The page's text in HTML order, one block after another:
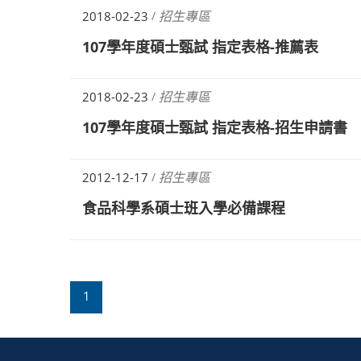
2018-02-23 / 招生專區
107學年度碩士甄試 指定表格-推薦表
2018-02-23 / 招生專區
107學年度碩士甄試 指定表格-招生申請書
2012-12-17 / 招生專區
食品科學系碩士班入學必備課程
1